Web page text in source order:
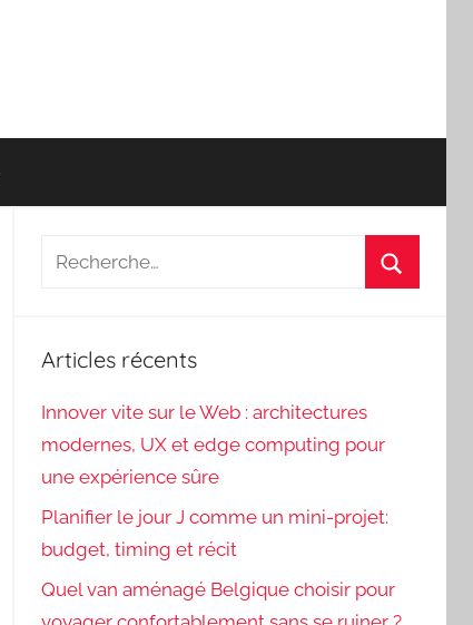
Recherche
Articles récents
Innover vite sur le Web : architectures
modernes, UX et edge computing pour
une expérience sûre
Planifier le jour J comme un mini-projet:
budget, timing et récit
Quel van aménagé Belgique choisir pour